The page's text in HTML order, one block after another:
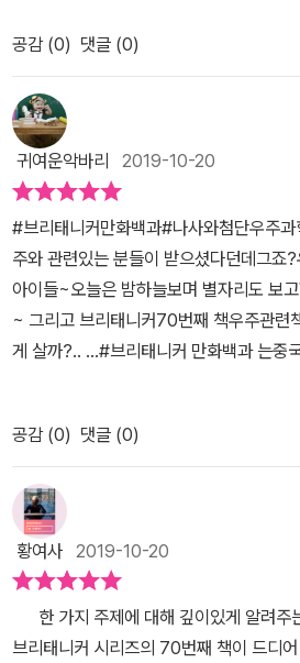
우주 계획과 장기적인일반 항공 연구 등
는 중요한 기관 중 하나이지요. 세계최초
사에 충격받아발족되어진 기관이라고 알
한 나사에 들어간 로운과 슬기의활약! 브
과학이 책은 아이들에게 과학이라는 학문
다는 생각이 들기도 합니다.재미와 함께
있지요.스스로 독서 하는 취미가 생긴 우
을 기대해보게 만듭니다.세계대전을 거치
러시아와 미국 사이에서 태어나게 된 나
기는 물론이고 어떠한중요한 역할을 하고
지식까지도 배울 수 있는 재미있는 학습
우주 과학스스로 독서 하는 취미가 생긴
우리 아이이런 아이로 만들기 위한 엄마
첨단 우주 과학 이라는 책을통해 꽃을 피
아이에게 재미있는 책은 인생을 위한 선
이 다가온 책들이저로서는 너무가 감사하
받으면서우주로 나갈 준비를 하는 아이들
수 있을까?아이들 앞에 펼쳐질 우주는 어
금해하는 첨단 우주 과학의 역사와 현재
커 만화백과..처음으로 우주로 나간 개인
은 사람 닐 암스트롱흥미진진한 우주 개발
물론..첨단 우주 과학의 역사로 나사는 어
동을 하고 있는지 미국 나사 본부를 실제
을 따라가며 알아보다.. 읽다보면 재미가
없는 브리태니커 만화백과..학교에서 돌
새 다 읽었네.. 애니 뿐만 아니라 율이에게
는..초등학생이라면 집에 백과사전은 있
아니라아이 스스로 책 읽는 재미에 빠지
를 읽어야한다.. 우주 과학의 발자취로
사를 함께 알아보는 브리태니커 만화백과
가 잊지 말아야 하는 것은 무엇인지도 배
느끼면서 지식도 배우고무엇보다 스스로
리태니커 만화백과를 만나보는 걸로..
공감 (0) 댓글 (0)
귀여운악바리 2019-10-20
#브리태니커만화백과#나사와첨단우주
주와 관련있는 분들이 받으셨다던데그죠
아이들~오늘은 밤하늘보며 별자리도 보
~ 그리고 브리태니커70번째 책우주관련
게 살까?.. ...#브리태니커 만화백과 는중
더라구요 ㅎ브리태니커만화백과는스토리
서아이도 좋아하지만 저도 넘 만족스러운
공감 (0) 댓글 (0)
황여사 2019-10-20
한 가지 주제에 대해 깊이있게 알려주
브리태니커 시리즈의 70번째 책이 드디